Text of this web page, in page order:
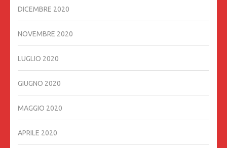
DICEMBRE 2020
NOVEMBRE 2020
LUGLIO 2020
GIUGNO 2020
MAGGIO 2020
APRILE 2020